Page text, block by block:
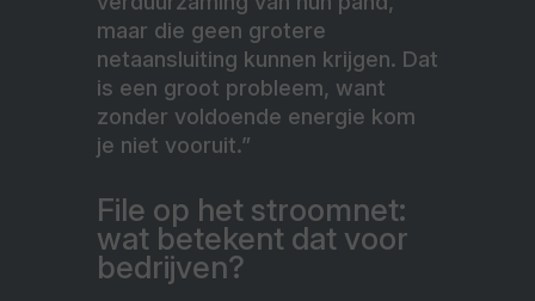
maar die geen grotere
netaansluiting kunnen krijgen. Dat
is een groot probleem, want
zonder voldoende energie kom
je niet vooruit.”
File op het stroomnet:
wat betekent dat voor
bedrijven?